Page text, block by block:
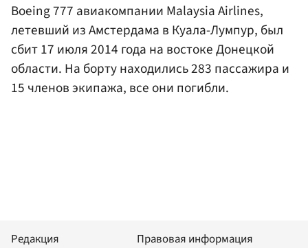
Boeing 777 авиакомпании Malaysia Airlines,
летевший из Амстердама в Куала-Лумпур, был
сбит 17 июля 2014 года на востоке Донецкой
области. На борту находились 283 пассажира и
15 членов экипажа, все они погибли.
Редакция
Правовая информация